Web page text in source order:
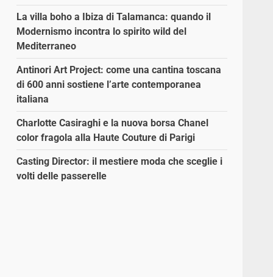
La villa boho a Ibiza di Talamanca: quando il
Modernismo incontra lo spirito wild del
Mediterraneo
Antinori Art Project: come una cantina toscana
di 600 anni sostiene l’arte contemporanea
italiana
Charlotte Casiraghi e la nuova borsa Chanel
color fragola alla Haute Couture di Parigi
Casting Director: il mestiere moda che sceglie i
volti delle passerelle